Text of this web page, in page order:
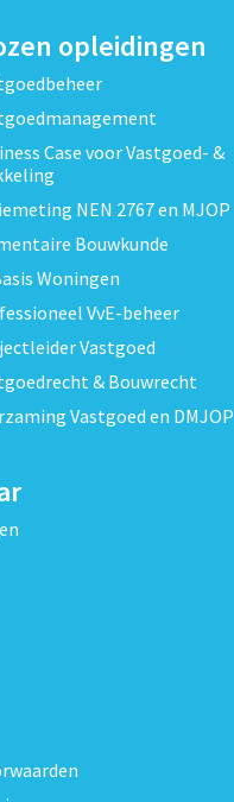
opleidingen
Case voor Vastgoed- &
NEN 2767 en MJOP
Bouwkunde
Woningen
VvE-beheer
Vastgoed
& Bouwrecht
Vastgoed en DMJOP